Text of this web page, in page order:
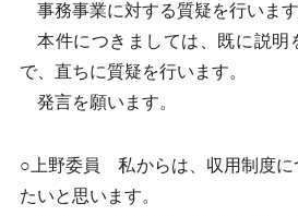
事務事業に対する質疑を行います
本件につきましては、既に説明
で、直ちに質疑を行います。
発言を願います。
○上野委員 私からは、収用制度に
たいと思います。